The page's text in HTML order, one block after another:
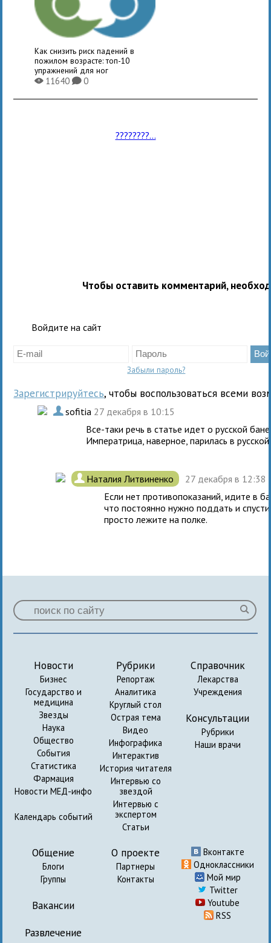
Как снизить риск падений в
пожилом возрасте: топ-10
упражнений для ног
X11640K0
????????...
Чтобы оставить комментарий,
Войдите на сайт
Забыли пароль?
Зарегистрируйтесь, чтобы воспользоваться всеми
. sofitia 27 декабря в 10:15
Все-таки речь в статье идет о русской
Императрица, наверное, парилась в
. Наталия Литвиненко
27 декабря в 12:38
Если нет противопоказаний, идите в
что постоянно нужно поддать и
просто лежите на полке.
Новости
Бизнес
Государство и
медицина
Звезды
Наука
Общество
События
Статистика
Фармация
Новости МЕД-инфо
Календарь событий
Рубрики
Репортаж
Аналитика
Круглый стол
Острая тема
Видео
Инфографика
Интерактив
История читателя
Интервью со
звездой
Интервью с
экспертом
Статьи
Справочник
Лекарства
Учреждения
Консультации
Рубрики
Наши врачи
Общение
Блоги
Группы
Вакансии
Развлечение
О проекте
Партнеры
Контакты
Вконтакте
Одноклассники
Мой мир
Twitter
Youtube
RSS